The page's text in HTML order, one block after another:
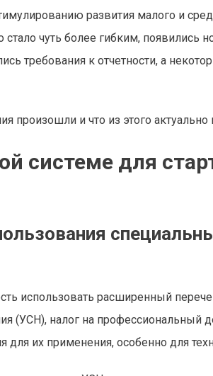
развития малого и
стало чуть более гибким,
требования к отчетности, а
и что из этого актуально
системе для
использовать расширенный
(УСН), налог на профессиональный
их применения, особенно для